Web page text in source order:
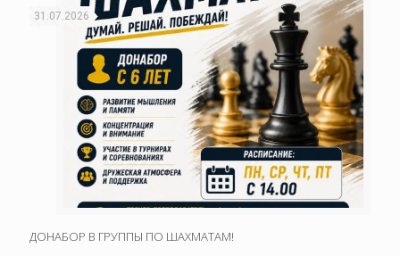
31.07.2026
ДОНАБОР В ГРУППЫ ПО ШАХМАТАМ!